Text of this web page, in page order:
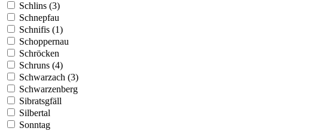
Schlins (3)
Schnepfau
Schnifis (1)
Schoppernau
Schröcken
Schruns (4)
Schwarzach (3)
Schwarzenberg
Sibratsgfäll
Silbertal
Sonntag